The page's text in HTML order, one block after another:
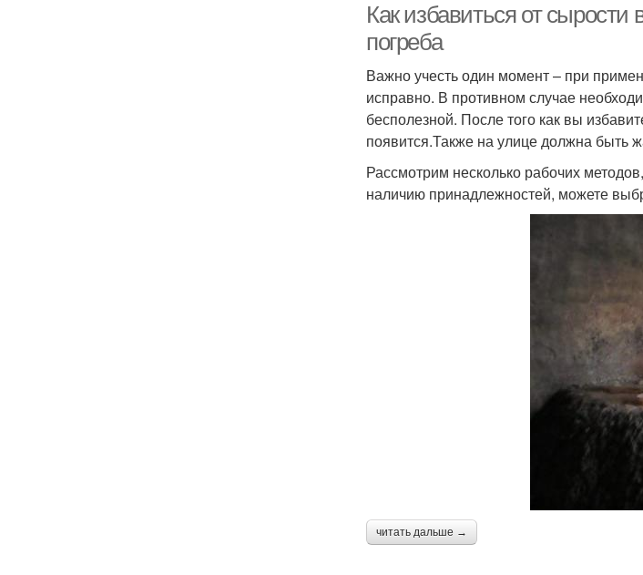
Как избавиться от
погреба
Важно учесть один момент – при
исправно. В противном случае
бесполезной. После того как вы
появится.Также на улице должна быть
Рассмотрим несколько рабочих
наличию принадлежностей, можете
читать дальше →